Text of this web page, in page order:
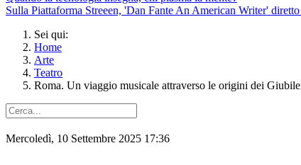
Sulla Piattaforma Streeen, 'Dan Fante An American Writer'
Sei qui:
Home
Arte
Teatro
Roma. Un viaggio musicale attraverso le origini dei
Mercoledì, 10 Settembre 2025 17:36